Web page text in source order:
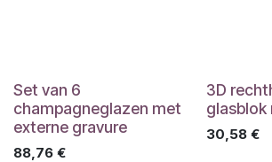
Set van 6
champagneglazen met
externe gravure
88,76 €
3D
30,58€